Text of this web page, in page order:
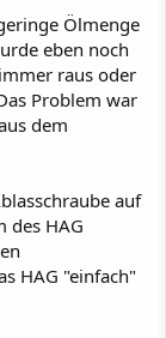
Ölmenge
eben noch
raus oder
Problem war
dem
auf
des HAG
HAG "einfach"